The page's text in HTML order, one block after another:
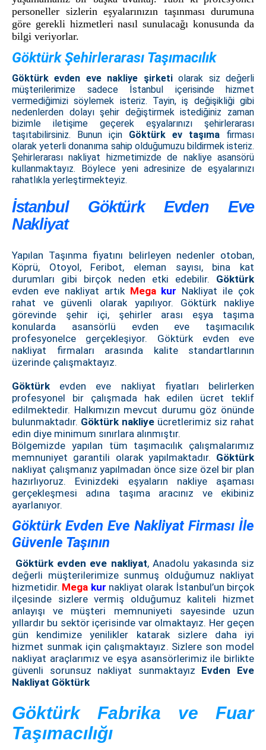
personeller sizlerin eşyalarınızın taşınması durumuna
göre gerekli hizmetleri nasıl sunulacağı konusunda da
bilgi veriyorlar.
Göktürk Şehirlerarası Taşımacılık
Göktürk evden eve nakliye şirketiolarak siz değerli
müşterilerimize sadece İstanbul içerisinde hizmet
vermediğimizi söylemek isteriz. Tayin, iş değişikliği gibi
nedenlerden dolayı şehir değiştirmek istediğiniz zaman
bizimle iletişime geçerek eşyalarınızı şehirlerarası
taşıtabilirsiniz. Bunun için Göktürk ev taşıma firması
olarak yeterli donanıma sahip olduğumuzu bildirmek isteriz.
Şehirlerarası nakliyat hizmetimizde de nakliye asansörü
kullanmaktayız. Böylece yeni adresinize de eşyalarınızı
rahatlıkla yerleştirmekteyiz.
İstanbul Göktürk Evden Eve
Nakliyat
Yapılan Taşınma fiyatını belirleyen nedenler otoban,
Köprü, Otoyol, Feribot, eleman sayısı, bina kat
durumları gibi birçok neden etki edebilir. Göktürk
evden eve nakliyat artık Mega kur Nakliyat ile çok
rahat ve güvenli olarak yapılıyor. Göktürk nakliye
görevinde şehir içi, şehirler arası eşya taşıma
konularda asansörlü evden eve taşımacılık
profesyonelce gerçekleşiyor. Göktürk evden eve
nakliyat firmaları arasında kalite standartlarının
üzerinde çalışmaktayız.
Göktürk evden eve nakliyat fiyatları belirlerken
profesyonel bir çalışmada hak edilen ücret teklif
edilmektedir. Halkımızın mevcut durumu göz önünde
bulunmaktadır. Göktürk nakliye ücretlerimiz siz rahat
edin diye minimum sınırlara alınmıştır.
Bölgemizde yapılan tüm taşımacılık çalışmalarımız
memnuniyet garantili olarak yapılmaktadır. Göktürk
nakliyat çalışmanız yapılmadan önce size özel bir plan
hazırlıyoruz. Evinizdeki eşyaların nakliye aşaması
gerçekleşmesi adına taşıma aracınız ve ekibiniz
ayarlanıyor.
Göktürk Evden Eve Nakliyat Firması İle
Güvenle Taşının
Göktürk evden eve nakliyat, Anadolu yakasında siz
değerli müşterilerimize sunmuş olduğumuz nakliyat
hizmetidir. Mega kur nakliyat olarak İstanbul’un birçok
ilçesinde sizlere vermiş olduğumuz kaliteli hizmet
anlayışı ve müşteri memnuniyeti sayesinde uzun
yıllardır bu sektör içerisinde var olmaktayız. Her geçen
gün kendimize yenilikler katarak sizlere daha iyi
hizmet sunmak için çalışmaktayız. Sizlere son model
nakliyat araçlarımız ve eşya asansörlerimiz ile birlikte
güvenli sorunsuz nakliyat sunmaktayız Evden Eve
Nakliyat Göktürk
Göktürk Fabrika ve Fuar
Taşımacılığı